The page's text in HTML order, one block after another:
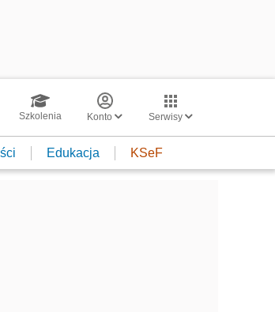
Szkolenia Konto Serwisy
Edukacja KSeF